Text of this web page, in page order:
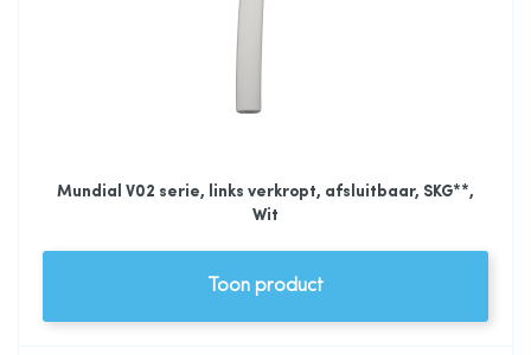
Mundial V02 serie, links verkropt, afsluitbaar, SKG**,
Wit
Toon product